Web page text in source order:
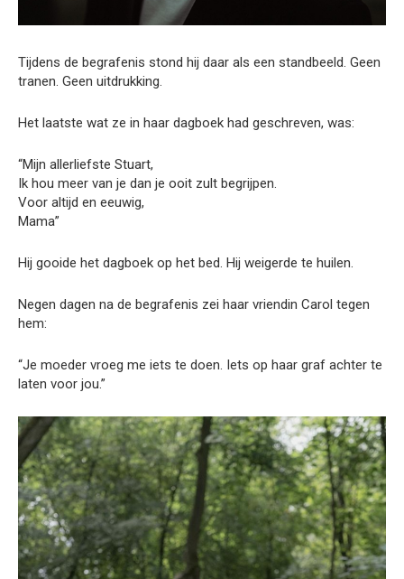
Tijdens de begrafenis stond hij daar als een standbeeld. Geen
tranen. Geen uitdrukking.
Het laatste wat ze in haar dagboek had geschreven, was:
“Mijn allerliefste Stuart,
Ik hou meer van je dan je ooit zult begrijpen.
Voor altijd en eeuwig,
Mama”
Hij gooide het dagboek op het bed. Hij weigerde te huilen.
Negen dagen na de begrafenis zei haar vriendin Carol tegen
hem:
“Je moeder vroeg me iets te doen. Iets op haar graf achter te
laten voor jou.”